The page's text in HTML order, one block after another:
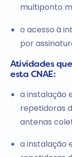
multiponto
o acesso à
por
Atividades
esta CNAE:
a instalação
repetidoras
antenas
a instalação